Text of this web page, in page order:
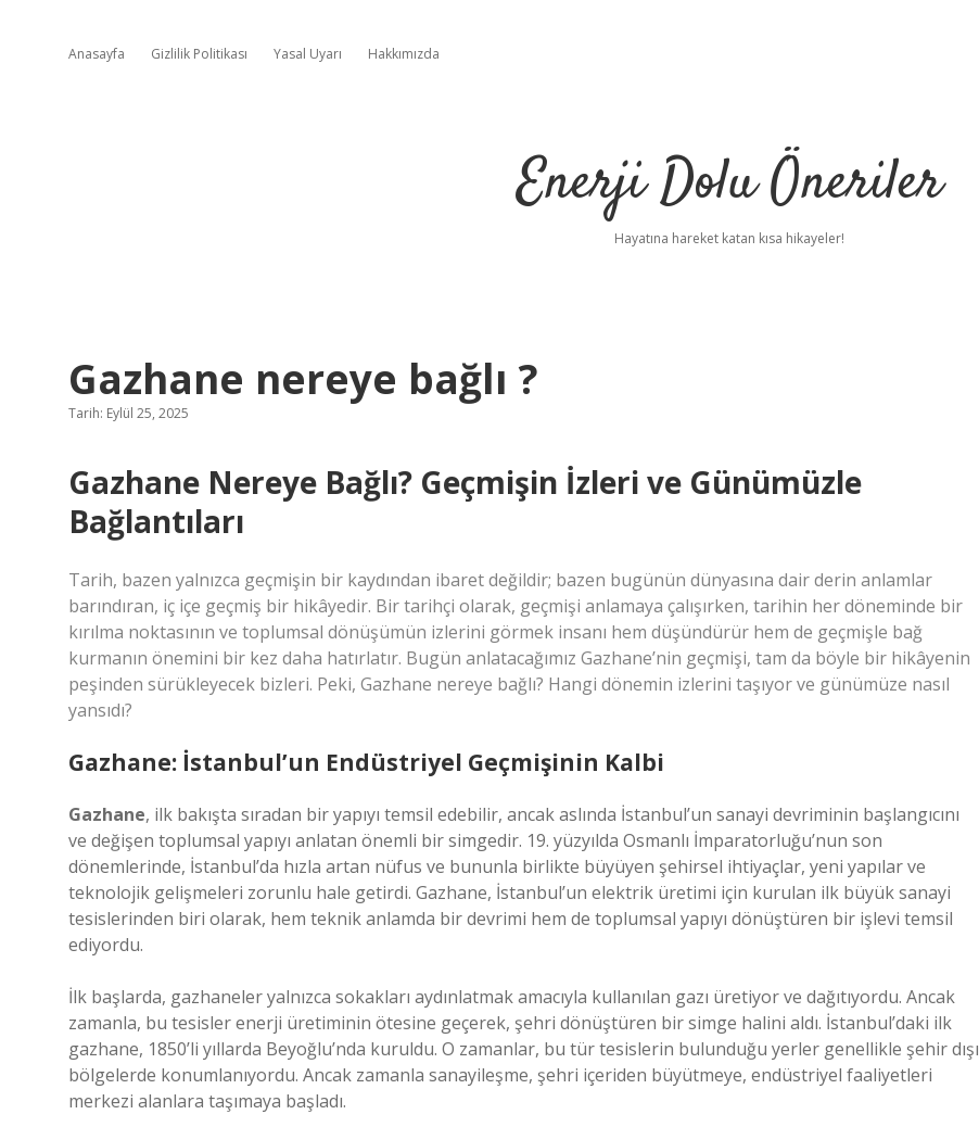
Anasayfa Gizlilik Politikası Yasal Uyarı Hakkımızda
Enerji Dolu Öneriler
Hayatına hareket katan kısa hikayeler!
Gazhane nereye bağlı ?
Tarih: Eylül 25, 2025
Gazhane Nereye Bağlı? Geçmişin İzleri ve Günümüzle
Bağlantıları
Tarih, bazen yalnızca geçmişin bir kaydından ibaret değildir; bazen bugünün dünyasına dair derin anlamlar
barındıran, iç içe geçmiş bir hikâyedir. Bir tarihçi olarak, geçmişi anlamaya çalışırken, tarihin her döneminde bir
kırılma noktasının ve toplumsal dönüşümün izlerini görmek insanı hem düşündürür hem de geçmişle bağ
kurmanın önemini bir kez daha hatırlatır. Bugün anlatacağımız Gazhane’nin geçmişi, tam da böyle bir hikâyenin
peşinden sürükleyecek bizleri. Peki, Gazhane nereye bağlı? Hangi dönemin izlerini taşıyor ve günümüze nasıl
yansıdı?
Gazhane: İstanbul’un Endüstriyel Geçmişinin Kalbi
Gazhane, ilk bakışta sıradan bir yapıyı temsil edebilir, ancak aslında İstanbul’un sanayi devriminin başlangıcını
ve değişen toplumsal yapıyı anlatan önemli bir simgedir. 19. yüzyılda Osmanlı İmparatorluğu’nun son
dönemlerinde, İstanbul’da hızla artan nüfus ve bununla birlikte büyüyen şehirsel ihtiyaçlar, yeni yapılar ve
teknolojik gelişmeleri zorunlu hale getirdi. Gazhane, İstanbul’un elektrik üretimi için kurulan ilk büyük sanayi
tesislerinden biri olarak, hem teknik anlamda bir devrimi hem de toplumsal yapıyı dönüştüren bir işlevi temsil
ediyordu.
İlk başlarda, gazhaneler yalnızca sokakları aydınlatmak amacıyla kullanılan gazı üretiyor ve dağıtıyordu. Ancak
zamanla, bu tesisler enerji üretiminin ötesine geçerek, şehri dönüştüren bir simge halini aldı. İstanbul’daki ilk
gazhane, 1850’li yıllarda Beyoğlu’nda kuruldu. O zamanlar, bu tür tesislerin bulunduğu yerler genellikle şehir dışı
bölgelerde konumlanıyordu. Ancak zamanla sanayileşme, şehri içeriden büyütmeye, endüstriyel faaliyetleri
merkezi alanlara taşımaya başladı.